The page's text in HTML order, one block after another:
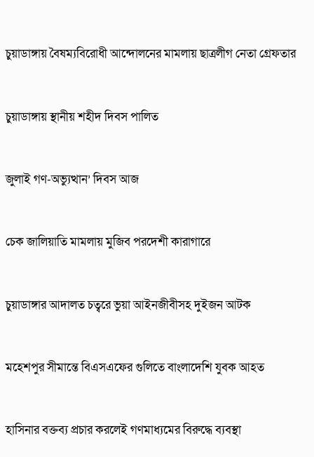
চুয়াডাঙ্গায় বৈষম্যবিরোধী আন্দোলনের মামলায় ছাত্রলীগ নেতা গ্রেফতার
চুয়াডাঙ্গায় স্থানীয় শহীদ দিবস পা‌লিত
জুলাই গণ-অভ্যুত্থান’ দিবস আজ
চেক জালিয়াতি মামলায় মুজিব পরদেশী কারাগারে
চুয়াডাঙ্গার আদালত চত্বরে ভুয়া আইনজীবীসহ দুইজন আটক
মহেশপুর সীমান্তে বিএসএফের গুলিতে বাংলাদেশি যুবক আহত
হাসিনার বক্তব্য প্রচার করলেই গণমাধ্যমের বিরুদ্ধে ব্যবস্থা